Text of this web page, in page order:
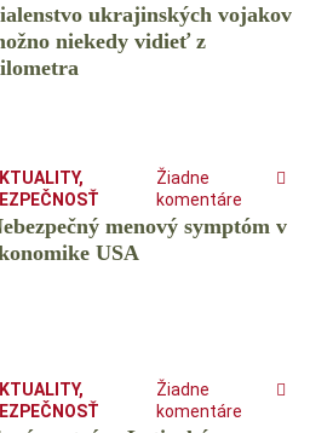
ukrajinských vojakov
niekedy vidieť z
,
Žiadne
komentáre
menový symptóm v
USA
,
Žiadne
komentáre